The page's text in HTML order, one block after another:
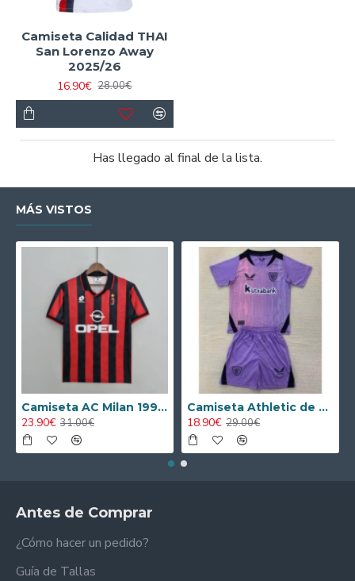
Camiseta Calidad THAI
San Lorenzo Away
2025/26
16.90€ 28.00€
Has llegado al final de la lista.
MÁS VISTOS
Camiseta AC Milan 1995/1996 Local Retro
23.90€ 31.00€
Camiseta Athletic de Bilbao 2024/2025 Alternativo Niño Kit
18.90€ 29.00€
Antes de Comprar
¿Cómo hacer un pedido?
Guía de Tallas